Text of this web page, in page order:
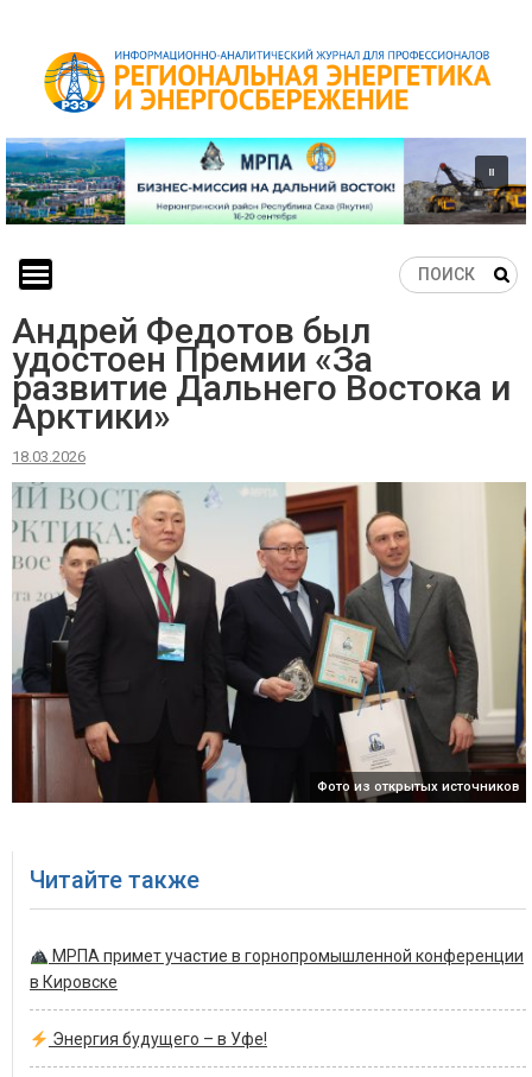
content
Андрей Федотов был
удостоен Премии «За
развитие Дальнего Востока и
Арктики»
18.03.2026
Фото из открытых источников
Читайте также
МРПА примет участие в горнопромышленной конференции
в Кировске
Энергия будущего – в Уфе!